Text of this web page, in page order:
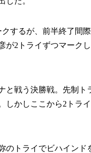
するが、前半終了間
が2トライずつマーク
戦う決勝戦。先制ト
しかしここから2トラ
トライでビハインド